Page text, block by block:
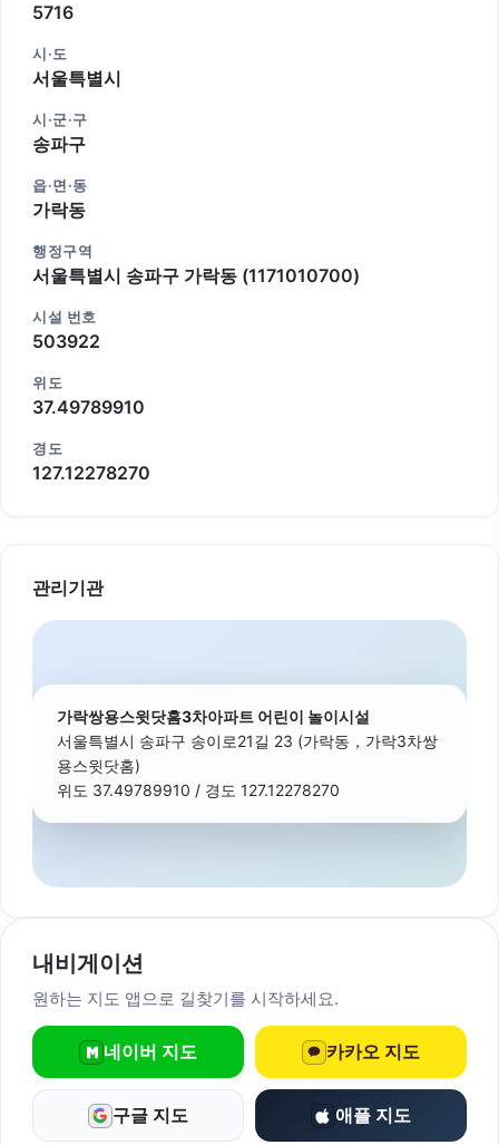
5716
시·도
서울특별시
시·군·구
송파구
읍·면·동
가락동
행정구역
서울특별시 송파구 가락동 (1171010700)
시설 번호
503922
위도
37.49789910
경도
127.12278270
관리기관
가락쌍용스윗닷홈3차아파트 어린이 놀이시설
서울특별시 송파구 송이로21길 23 (가락동，가락3차쌍
용스윗닷홈)
위도 37.49789910 / 경도 127.12278270
내비게이션
원하는 지도 앱으로 길찾기를 시작하세요.
네이버 지도 카카오 지도
구글 지도 애플 지도